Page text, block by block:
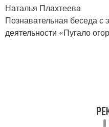
Наталья Плахтеева
Познавательная беседа с
деятельности «Пугало